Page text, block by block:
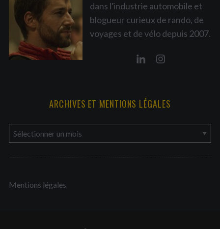
dans l'industrie automobile et
blogueur curieux de rando, de
voyages et de vélo depuis 2007.
ARCHIVES ET MENTIONS LÉGALES
r
c
iMentions légales